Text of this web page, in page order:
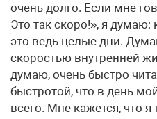
очень долго. Если мне
Это так скоро!», я думаю:
это ведь целые дни.
скоростью внутренней
думаю, очень быстро
быстротой, что в день
всего. Мне кажется, что